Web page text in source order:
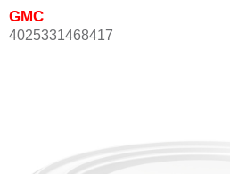
GMC
4025331468417